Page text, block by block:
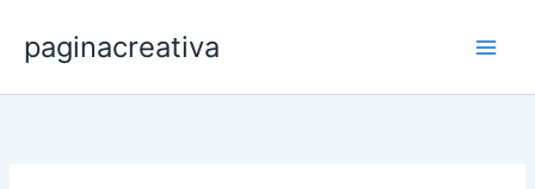
content
paginacreativa